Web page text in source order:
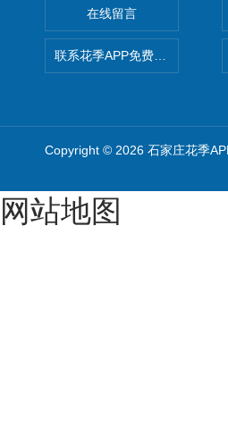
在线留言
Copyright © 2026 石家庄花季
网站地图